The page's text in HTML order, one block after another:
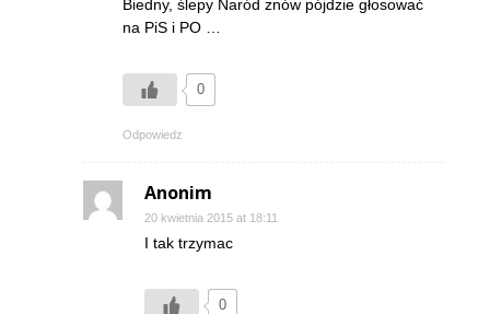
Biedny, ślepy Naród znów pójdzie głosować
na PiS i PO …
0
Odpowiedz
Anonim
20 kwietnia 2015 at 18:11
I tak trzymac
0